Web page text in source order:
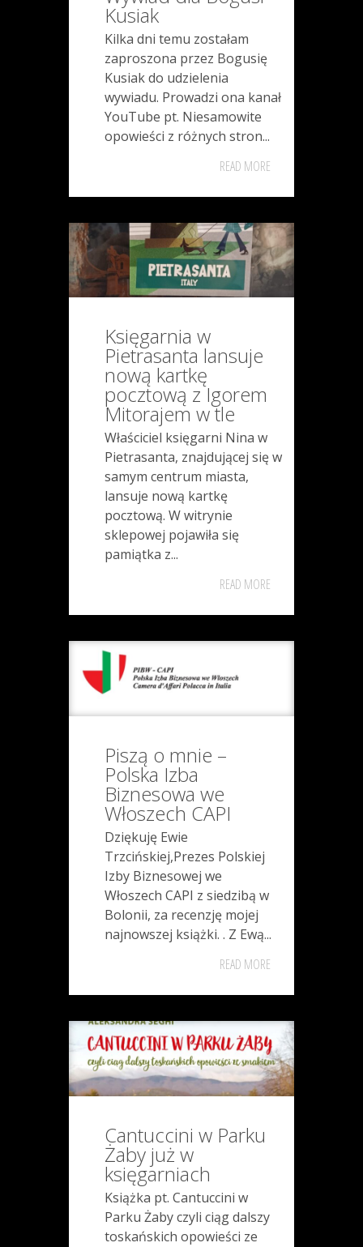
Kusiak
Kilka dni temu zostałam
zaproszona przez Bogusię
Kusiak do udzielenia
wywiadu. Prowadzi ona kanał
YouTube pt. Niesamowite
opowieści z różnych stron...
READ MORE
Księgarnia w
Pietrasanta lansuje
nową kartkę
pocztową z Igorem
Mitorajem w tle
Właściciel księgarni Nina w
Pietrasanta, znajdującej się w
samym centrum miasta,
lansuje nową kartkę
pocztową. W witrynie
sklepowej pojawiła się
pamiątka z...
READ MORE
Piszą o mnie –
Polska Izba
Biznesowa we
Włoszech CAPI
Dziękuję Ewie
Trzcińskiej,Prezes Polskiej
Izby Biznesowej we
Włoszech CAPI z siedzibą w
Bolonii, za recenzję mojej
najnowszej książki. . Z Ewą...
READ MORE
Cantuccini w Parku
Żaby już w
księgarniach
Książka pt. Cantuccini w
Parku Żaby czyli ciąg dalszy
toskańskich opowieści ze